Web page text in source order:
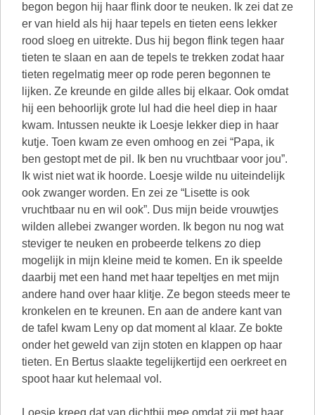
begon begon hij haar flink door te neuken. Ik zei dat ze
er van hield als hij haar tepels en tieten eens lekker
rood sloeg en uitrekte. Dus hij begon flink tegen haar
tieten te slaan en aan de tepels te trekken zodat haar
tieten regelmatig meer op rode peren begonnen te
lijken. Ze kreunde en gilde alles bij elkaar. Ook omdat
hij een behoorlijk grote lul had die heel diep in haar
kwam. Intussen neukte ik Loesje lekker diep in haar
kutje. Toen kwam ze even omhoog en zei “Papa, ik
ben gestopt met de pil. Ik ben nu vruchtbaar voor jou”.
Ik wist niet wat ik hoorde. Loesje wilde nu uiteindelijk
ook zwanger worden. En zei ze “Lisette is ook
vruchtbaar nu en wil ook”. Dus mijn beide vrouwtjes
wilden allebei zwanger worden. Ik begon nu nog wat
steviger te neuken en probeerde telkens zo diep
mogelijk in mijn kleine meid te komen. En ik speelde
daarbij met een hand met haar tepeltjes en met mijn
andere hand over haar klitje. Ze begon steeds meer te
kronkelen en te kreunen. En aan de andere kant van
de tafel kwam Leny op dat moment al klaar. Ze bokte
onder het geweld van zijn stoten en klappen op haar
tieten. En Bertus slaakte tegelijkertijd een oerkreet en
spoot haar kut helemaal vol.
Loesje kreeg dat van dichtbij mee omdat zij met haar